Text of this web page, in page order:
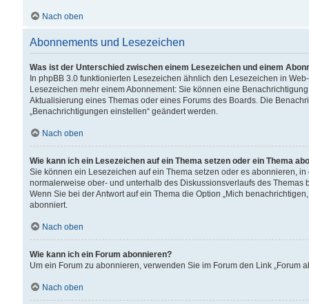
Nach oben
Abonnements und Lesezeichen
Was ist der Unterschied zwischen einem Lesezeichen und einem
In phpBB 3.0 funktionierten Lesezeichen ähnlich den Lesezeichen in
Lesezeichen mehr einem Abonnement: Sie können eine
Aktualisierung eines Themas oder eines Forums des Boards. Die
„Benachrichtigungen einstellen“ geändert werden.
Nach oben
Wie kann ich ein Lesezeichen auf ein Thema setzen oder ein Thema
Sie können ein Lesezeichen auf ein Thema setzen oder es abonnieren,
normalerweise ober- und unterhalb des Diskussionsverlaufs des Themas
Wenn Sie bei der Antwort auf ein Thema die Option „Mich
abonniert.
Nach oben
Wie kann ich ein Forum abonnieren?
Um ein Forum zu abonnieren, verwenden Sie im Forum den Link „Forum
Nach oben